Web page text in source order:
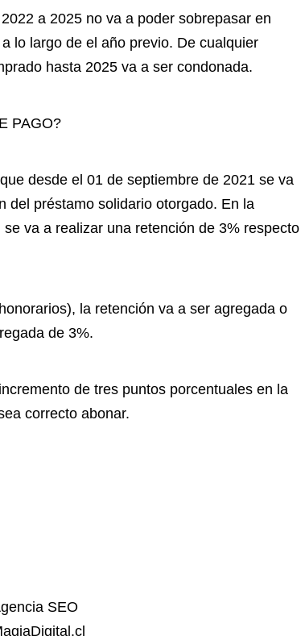
a 2025 no va a poder sobrepasar en
lo largo de el año previo. De cualquier
hasta 2025 va a ser condonada.
PAGO?
desde el 01 de septiembre de 2021 se va
del préstamo solidario otorgado. En la
va a realizar una retención de 3% respecto
la retención va a ser agregada o
de 3%.
de tres puntos porcentuales en la
correcto abonar.
SEO